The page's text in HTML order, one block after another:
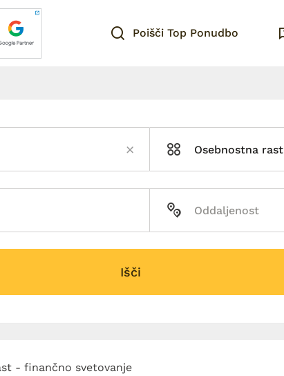
Poišči Top Ponudbo
Osebnostna rast
Išči
- finančno svetovanje